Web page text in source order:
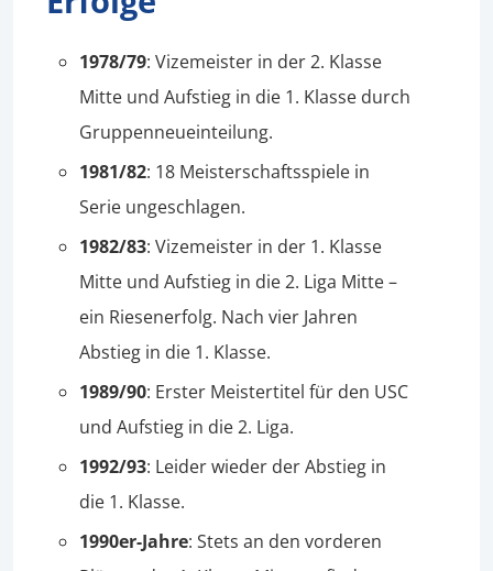
1978/79: Vizemeister in der 2. Klasse
Mitte und Aufstieg in die 1. Klasse durch
Gruppenneueinteilung.
1981/82: 18 Meisterschaftsspiele in
Serie ungeschlagen.
1982/83: Vizemeister in der 1. Klasse
Mitte und Aufstieg in die 2. Liga Mitte –
ein Riesenerfolg. Nach vier Jahren
Abstieg in die 1. Klasse.
1989/90: Erster Meistertitel für den USC
und Aufstieg in die 2. Liga.
1992/93: Leider wieder der Abstieg in
die 1. Klasse.
1990er-Jahre: Stets an den vorderen